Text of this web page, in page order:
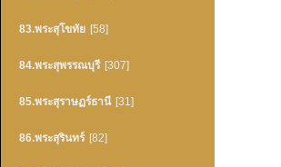
83.พระสุโขทัย [58]
84.พระสุพรรณบุรี [307]
85.พระสุราษฏร์ธานี [31]
86.พระสุรินทร์ [82]